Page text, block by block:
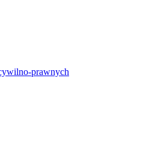
prawnych